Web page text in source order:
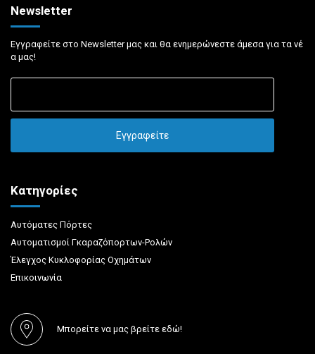
Newsletter
Εγγραφείτε στο Newsletter μας και θα ενημερώνεστε άμεσα για τα νέ
α μας!
Κατηγορίες
Αυτόματες Πόρτες
Αυτοματισμοί Γκαραζόπορτων-Ρολών
Έλεγχος Κυκλοφορίας Οχημάτων
Επικοινωνία
Μπορείτε να μας βρείτε εδώ!